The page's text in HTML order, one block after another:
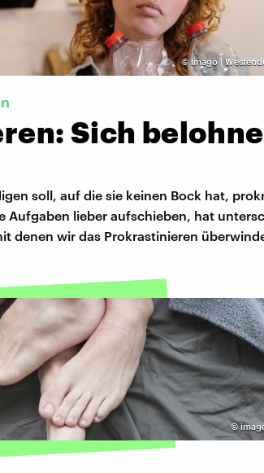
©Imago |
Sich
soll, auf die sie keinen Bock hat,
Aufgaben lieber aufschieben, hat
denen wir das Prokrastinieren
©